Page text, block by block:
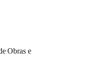
Obras e